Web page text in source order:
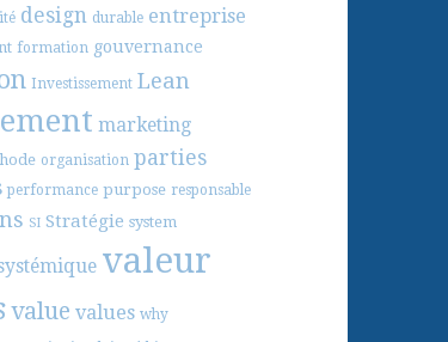
design durable entreprise
formation gouvernance
Investissement Lean
marketing
organisation parties
performance purpose responsable
SI Stratégie system
valeur
value values why